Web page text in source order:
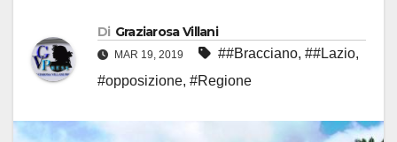
Di Graziarosa Villani
MAR 19, 2019 ##Bracciano, ##Lazio,
#opposizione, #Regione